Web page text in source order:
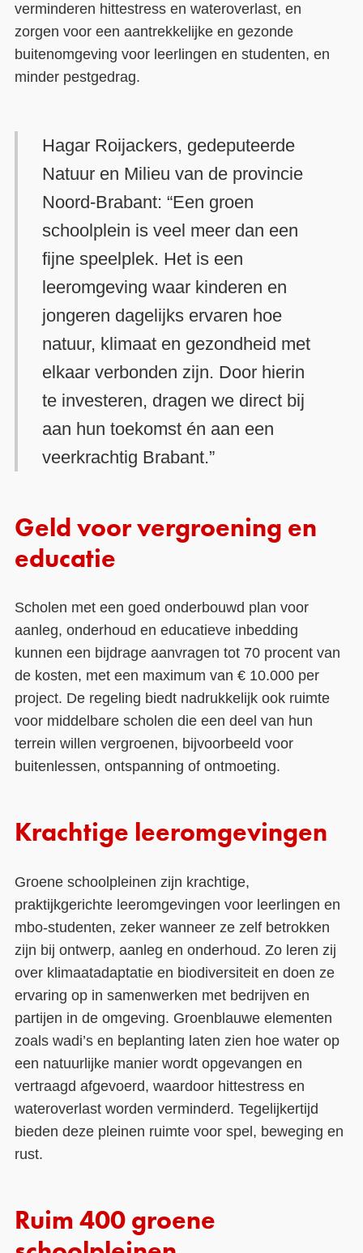
verminderen hittestress en wateroverlast, en
zorgen voor een aantrekkelijke en gezonde
buitenomgeving voor leerlingen en studenten, en
minder pestgedrag.
Hagar Roijackers, gedeputeerde
Natuur en Milieu van de provincie
Noord-Brabant: “Een groen
schoolplein is veel meer dan een
fijne speelplek. Het is een
leeromgeving waar kinderen en
jongeren dagelijks ervaren hoe
natuur, klimaat en gezondheid met
elkaar verbonden zijn. Door hierin
te investeren, dragen we direct bij
aan hun toekomst én aan een
veerkrachtig Brabant.”
Geld voor vergroening en
educatie
Scholen met een goed onderbouwd plan voor
aanleg, onderhoud en educatieve inbedding
kunnen een bijdrage aanvragen tot 70 procent van
de kosten, met een maximum van € 10.000 per
project. De regeling biedt nadrukkelijk ook ruimte
voor middelbare scholen die een deel van hun
terrein willen vergroenen, bijvoorbeeld voor
buitenlessen, ontspanning of ontmoeting.
Krachtige leeromgevingen
Groene schoolpleinen zijn krachtige,
praktijkgerichte leeromgevingen voor leerlingen en
mbo-studenten, zeker wanneer ze zelf betrokken
zijn bij ontwerp, aanleg en onderhoud. Zo leren zij
over klimaatadaptatie en biodiversiteit en doen ze
ervaring op in samenwerken met bedrijven en
partijen in de omgeving. Groenblauwe elementen
zoals wadi’s en beplanting laten zien hoe water op
een natuurlijke manier wordt opgevangen en
vertraagd afgevoerd, waardoor hittestress en
wateroverlast worden verminderd. Tegelijkertijd
bieden deze pleinen ruimte voor spel, beweging en
rust.
Ruim 400 groene